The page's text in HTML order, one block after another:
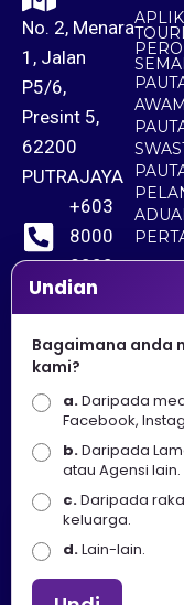
No. 2, Menara
1, Jalan
P5/6,
Presint 5,
62200
PUTRAJAYA
+603
8000
8000
+603
8891
7100
AWAM
Penafian : Kerajaan
Pelancongan Seni
bertanggungjawab
disebabkan oleh
yang diperolehi dari
Undian
Bagaimana anda
kami?
a.Daripada
Facebook,
b.Daripada
atau Agensi lain.
c.Daripada
keluarga.
d.Lain-lain.
Apa Khabar!
Pelancongan, Seni